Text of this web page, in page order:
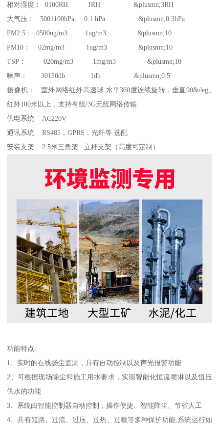
相对湿度： 0100RH 1RH &plusmn;3RH
大气压： 5001100hPa 0.1 hPa &plusmn;0.3hPa
PM2.5： 0500ug/m3 1ug/m3 &plusmn;10
PM10： 02mg/m3 1ug/m3 &plusmn;10
TSP： 020mg/m3 1mg/m3 &plusmn;10
噪声： 30130db 1db &plusmn;0.5
摄像机： 室外网络红外高速球,水平360度连续旋转，垂直90&deg;,
红外100米以上，支持有线/3G无线网络传输
供电系统 AC220V
通讯系统 RS485，GPRS，光纤等 选配
安装支架 2.5米三角架 立杆支架（高度可定制）
功能特点:
1、实时的在线扬尘监测，具有自动控制以及声光报警功能
2、可根据现场除尘和施工用水要求，实现智能化恒流喷淋以及恒压
供水的功能
3、系统由智能控制器自动控制，操作便捷、智能降尘、节省人工
4、具有短路、过流、过压、过热、过载等多种保护功能,系统运行如